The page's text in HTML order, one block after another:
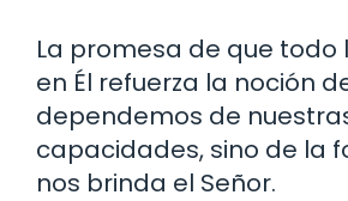
La promesa de que todo
en Él refuerza la noción
dependemos de
capacidades, sino de la
nos brinda el Señor.